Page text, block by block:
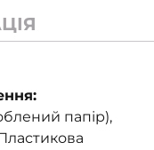
папір),